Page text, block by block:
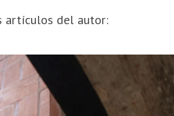
artículos del autor: